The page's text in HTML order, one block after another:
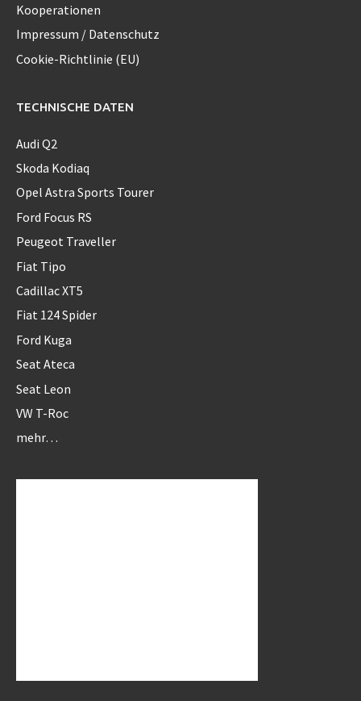
Kooperationen
Impressum / Datenschutz
Cookie-Richtlinie (EU)
TECHNISCHE DATEN
Audi Q2
Skoda Kodiaq
Opel Astra Sports Tourer
Ford Focus RS
Peugeot Traveller
Fiat Tipo
Cadillac XT5
Fiat 124 Spider
Ford Kuga
Seat Ateca
Seat Leon
VW T-Roc
mehr…